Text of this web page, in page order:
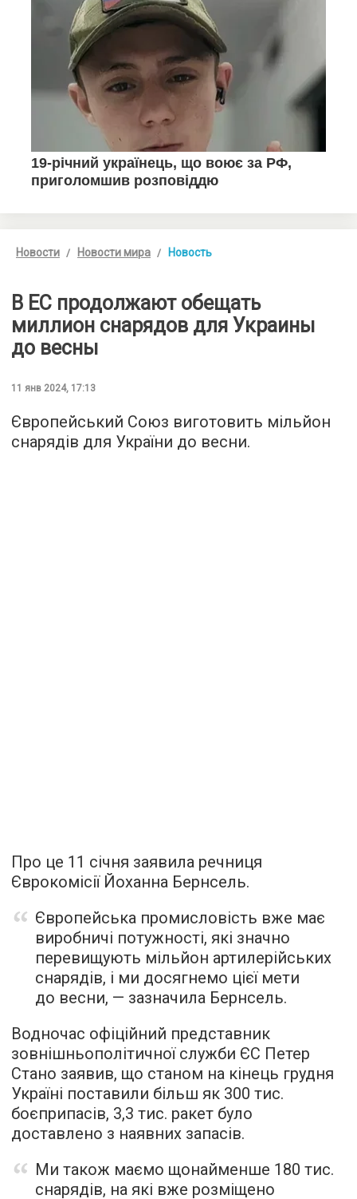
Новости Новости мира Новость
В ЕС продолжают обещать
миллион снарядов для Украины
до весны
11 янв 2024, 17:13
Європейський Союз виготовить мільйон
снарядів для України до весни.
Про це 11 січня заявила речниця
Єврокомісії Йоханна Бернсель.
Європейська промисловість вже має
виробничі потужності, які значно
перевищують мільйон артилерійських
снарядів, і ми досягнемо цієї мети
до весни, — зазначила Бернсель.
Водночас офіційний представник
зовнішньополітичної служби ЄС Петер
Стано заявив, що станом на кінець грудня
Україні поставили більш як 300 тис.
боєприпасів, 3,3 тис. ракет було
доставлено з наявних запасів.
Ми також маємо щонайменше 180 тис.
снарядів, на які вже розміщено